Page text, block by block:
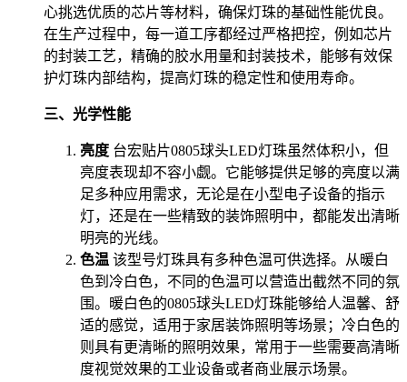
心挑选优质的芯片等材料，确保灯珠的基础性能优良。
在生产过程中，每一道工序都经过严格把控，例如芯片
的封装工艺，精确的胶水用量和封装技术，能够有效保
护灯珠内部结构，提高灯珠的稳定性和使用寿命。
三、光学性能
亮度 台宏贴片0805球头LED灯珠虽然体积小，但
亮度表现却不容小觑。它能够提供足够的亮度以满
足多种应用需求，无论是在小型电子设备的指示
灯，还是在一些精致的装饰照明中，都能发出清晰
明亮的光线。
色温 该型号灯珠具有多种色温可供选择。从暖白
色到冷白色，不同的色温可以营造出截然不同的氛
围。暖白色的0805球头LED灯珠能够给人温馨、舒
适的感觉，适用于家居装饰照明等场景；冷白色的
则具有更清晰的照明效果，常用于一些需要高清晰
度视觉效果的工业设备或者商业展示场景。